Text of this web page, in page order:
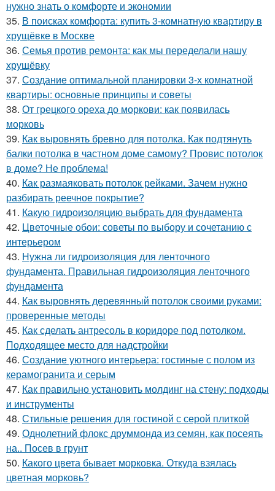
нужно знать о комфорте и экономии
35. В поисках комфорта: купить 3-комнатную квартиру в
хрущёвке в Москве
36. Семья против ремонта: как мы переделали нашу
хрущёвку
37. Создание оптимальной планировки 3-х комнатной
квартиры: основные принципы и советы
38. От грецкого ореха до моркови: как появилась
морковь
39. Как выровнять бревно для потолка. Как подтянуть
балки потолка в частном доме самому? Провис потолок
в доме? Не проблема!
40. Как размаяковать потолок рейками. Зачем нужно
разбирать реечное покрытие?
41. Какую гидроизоляцию выбрать для фундамента
42. Цветочные обои: советы по выбору и сочетанию с
интерьером
43. Нужна ли гидроизоляция для ленточного
фундамента. Правильная гидроизоляция ленточного
фундамента
44. Как выровнять деревянный потолок своими руками:
проверенные методы
45. Как сделать антресоль в коридоре под потолком.
Подходящее место для надстройки
46. Создание уютного интерьера: гостиные с полом из
керамогранита и серым
47. Как правильно установить молдинг на стену: подходы
и инструменты
48. Стильные решения для гостиной с серой плиткой
49. Однолетний флокс друммонда из семян, как посеять
на.. Посев в грунт
50. Какого цвета бывает морковка. Откуда взялась
цветная морковь?